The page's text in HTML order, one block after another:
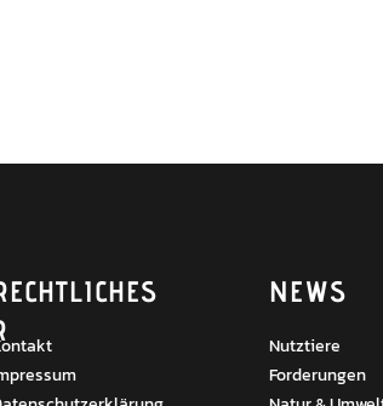
NEWS
Nutztiere
Forderungen